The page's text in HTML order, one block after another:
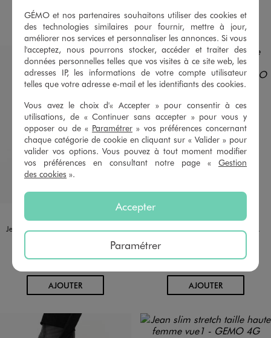
AJOUTERAU PANIER AJOUTERAU PANIER
Disponible en 5 coloris
Jean Skinny taille haute stretch femme
4.5/5 de moyenne
(995 avis)
AJOUTERAU PANIER
Disponible en 5 coloris
Jean Skinny taille haute stretch femme
4.5/5 de moyenne
(590 avis)
AJOUTERAU PANIER
GÉMO et nos partenaires souhaitons utiliser des cookies et
des technologies similaires pour fournir, mettre à jour,
améliorer nos services et personnaliser les annonces. Si vous
l'acceptez, nous pourrons stocker, accéder et traiter des
données personnelles telles que vos visites à ce site web, les
adresses IP, les informations de votre compte utilisateur
telles que votre adresse e-mail et les identifiants des cookies.
Vous avez le choix d'« Accepter » pour consentir à ces
utilisations, de « Continuer sans accepter » pour vous y
opposer ou de « Paramétrer » vos préférences concernant
chaque catégorie de cookie en cliquant sur « Valider » pour
valider vos options. Vous pouvez à tout moment modifier
vos préférences en consultant notre page « Gestion
des cookies ».
Accepter
Paramétrer